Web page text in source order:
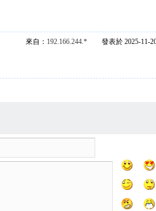
來自： 192.166.244.* 發表於 2025-11-